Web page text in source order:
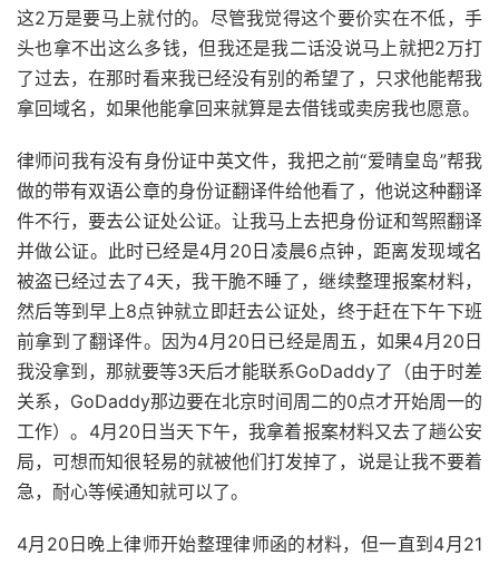
这2万是要马上就付的。尽管我觉得这个要价实在不低，手
头也拿不出这么多钱，但我还是我二话没说马上就把2万打
了过去，在那时看来我已经没有别的希望了，只求他能帮我
拿回域名，如果他能拿回来就算是去借钱或卖房我也愿意。
律师问我有没有身份证中英文件，我把之前“爱晴皇岛”帮我
做的带有双语公章的身份证翻译件给他看了，他说这种翻译
件不行，要去公证处公证。让我马上去把身份证和驾照翻译
并做公证。此时已经是4月20日凌晨6点钟，距离发现域名
被盗已经过去了4天，我干脆不睡了，继续整理报案材料，
然后等到早上8点钟就立即赶去公证处，终于赶在下午下班
前拿到了翻译件。因为4月20日已经是周五，如果4月20日
我没拿到，那就要等3天后才能联系GoDaddy了（由于时差
关系，GoDaddy那边要在北京时间周二的0点才开始周一的
工作）。4月20日当天下午，我拿着报案材料又去了趟公安
局，可想而知很轻易的就被他们打发掉了，说是让我不要着
急，耐心等候通知就可以了。
4月20日晚上律师开始整理律师函的材料，但一直到4月21